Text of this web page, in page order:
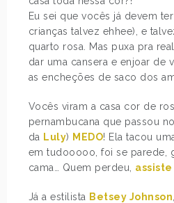
Eu sei que vocês já devem
crianças talvez ehhee), e
quarto rosa. Mas puxa pra
dar uma cansera e enjoar de
as encheções de saco dos
Vocês viram a casa cor de
pernambucana que passou
da Luly) MEDO! Ela tacou
em tudooooo, foi se parede,
cama… Quem perdeu,
Já a estilista Betsey Johnson